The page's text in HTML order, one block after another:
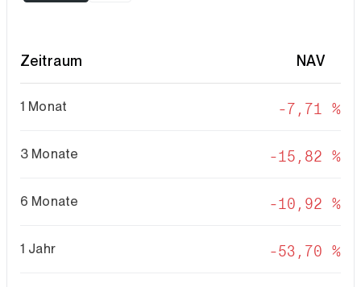
Zeitraum NAV
1 Monat -7,71 %
3 Monate -15,82 %
6 Monate -10,92 %
1 Jahr -53,70 %